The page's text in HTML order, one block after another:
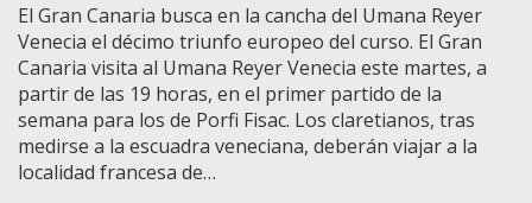
El Gran Canaria busca en la cancha del Umana Reyer
Venecia el décimo triunfo europeo del curso. El Gran
Canaria visita al Umana Reyer Venecia este martes, a
partir de las 19 horas, en el primer partido de la
semana para los de Porfi Fisac. Los claretianos, tras
medirse a la escuadra veneciana, deberán viajar a la
localidad francesa de…